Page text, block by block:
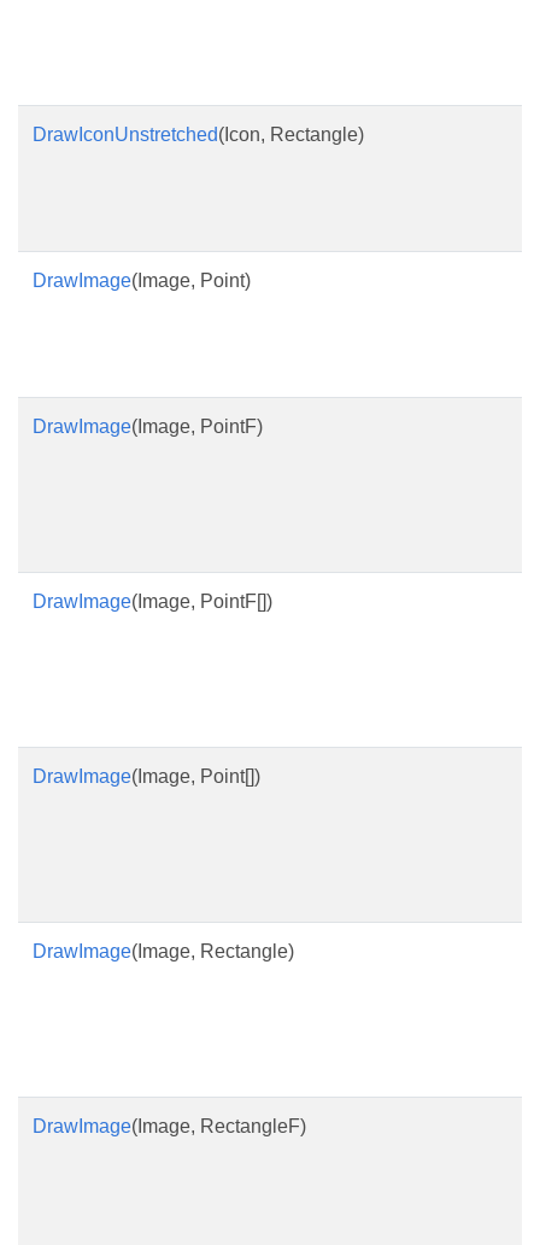
DrawIconUnstretched(Icon, Rectangle)
DrawImage(Image, Point)
DrawImage(Image, PointF)
DrawImage(Image, PointF[])
DrawImage(Image, Point[])
DrawImage(Image, Rectangle)
DrawImage(Image, RectangleF)